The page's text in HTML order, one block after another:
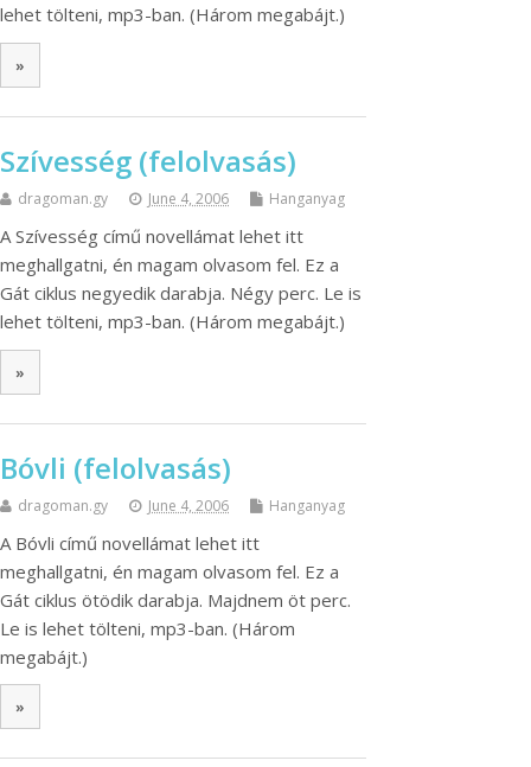
lehet tölteni, mp3-ban. (Három megabájt.)
»
Szívesség (felolvasás)
dragoman.gy June 4, 2006 Hanganyag
A Szívesség című novellámat lehet itt
meghallgatni, én magam olvasom fel. Ez a
Gát ciklus negyedik darabja. Négy perc. Le is
lehet tölteni, mp3-ban. (Három megabájt.)
»
Bóvli (felolvasás)
dragoman.gy June 4, 2006 Hanganyag
A Bóvli című novellámat lehet itt
meghallgatni, én magam olvasom fel. Ez a
Gát ciklus ötödik darabja. Majdnem öt perc.
Le is lehet tölteni, mp3-ban. (Három
megabájt.)
»